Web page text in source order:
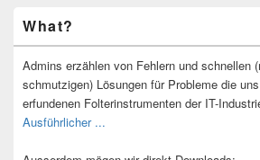
Seitenleisten-
Widgetbereich
What?
Admins erzählen von Fehlern und schnellen
schmutzigen) Lösungen für Probleme die
erfundenen Folterinstrumenten der IT-
Ausführlicher ...